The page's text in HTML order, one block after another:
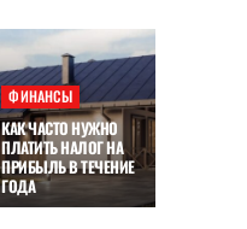
ФИНАНСЫ
КАК ЧАСТО НУЖНО
ПЛАТИТЬ НАЛОГ НА
ПРИБЫЛЬ В ТЕЧЕНИЕ
ГОДА